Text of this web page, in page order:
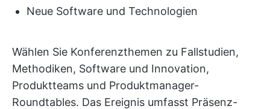
Neue Software und Technologien
Wählen Sie Konferenzthemen zu Fallstudien,
Methodiken, Software und Innovation,
Produktteams und Produktmanager-
Roundtables. Das Ereignis umfasst Präsenz-